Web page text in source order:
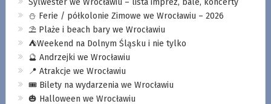
Sylwester we Wrocławiu – lista imprez, bale, koncerty
⛄️ Ferie / półkolonie Zimowe we Wrocławiu – 2026
⛱️ Plaże i beach bary we Wrocławiu
⛺️Weekend na Dolnym Śląsku i nie tylko
🔮 Andrzejki we Wrocławiu
📍 Atrakcje we Wrocławiu
🎟️ Bilety na wydarzenia we Wrocławiu
🎃 Halloween we Wrocławiu